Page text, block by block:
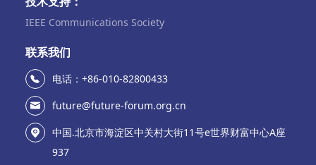
IEEE Communications Society
联系我们
电话：+86-010-82800433
future@future-forum.org.cn
中国.北京市海淀区中关村大街11号e世界财富中心A座
937